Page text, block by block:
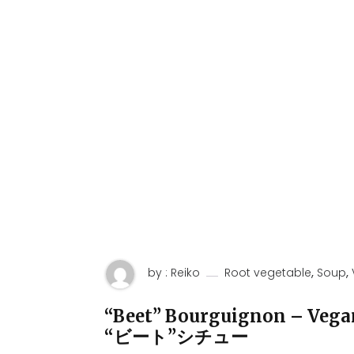
by : Reiko Root vegetable, Soup,
“Beet” Bourguignon –
“ビート”シチュー